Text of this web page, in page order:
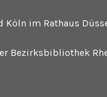
Köln im Rathaus
Bezirksbibliothek